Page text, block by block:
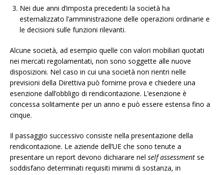
Nei due anni d’imposta precedenti la società ha
esternalizzato l’amministrazione delle operazioni ordinarie e
le decisioni sulle funzioni rilevanti.
Alcune società, ad esempio quelle con valori mobiliari quotati
nei mercati regolamentati, non sono soggette alle nuove
disposizioni. Nel caso in cui una società non rientri nelle
previsioni della Direttiva può fornirne prova e chiedere una
esenzione dall’obbligo di rendicontazione. L’esenzione è
concessa solitamente per un anno e può essere estensa fino a
cinque.
Il passaggio successivo consiste nella presentazione della
rendicontazione. Le aziende dell’UE che sono tenute a
presentare un report devono dichiarare nel self assessment se
soddisfano determinati requisiti minimi di sostanza, in